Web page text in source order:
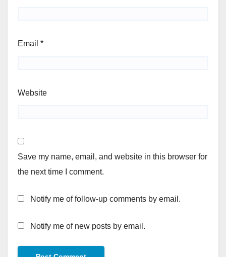
Email *
Website
Save my name, email, and website in this browser for
the next time I comment.
Notify me of follow-up comments by email.
Notify me of new posts by email.